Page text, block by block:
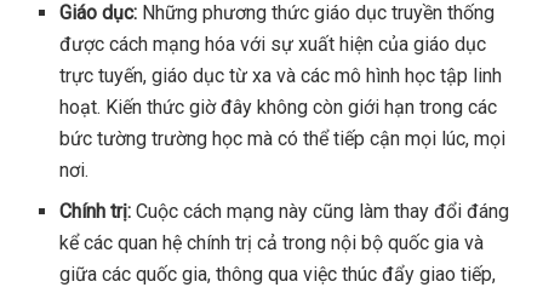
Giáo dục: Những phương thức giáo dục truyền thống
được cách mạng hóa với sự xuất hiện của giáo dục
trực tuyến, giáo dục từ xa và các mô hình học tập linh
hoạt. Kiến thức giờ đây không còn giới hạn trong các
bức tường trường học mà có thể tiếp cận mọi lúc, mọi
nơi.
Chính trị: Cuộc cách mạng này cũng làm thay đổi đáng
kể các quan hệ chính trị cả trong nội bộ quốc gia và
giữa các quốc gia, thông qua việc thúc đẩy giao tiếp,